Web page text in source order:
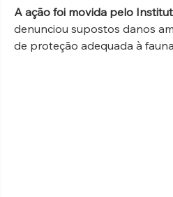
A ação foi movida pelo
denunciou supostos danos
de proteção adequada à